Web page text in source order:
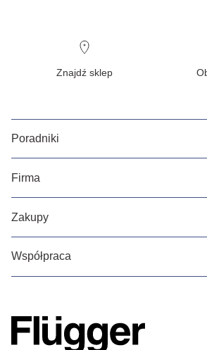
Znajdź sklep
Poradniki
Firma
Zakupy
Współpraca